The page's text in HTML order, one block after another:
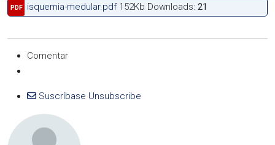
PDF isquemia-medular.pdf 152Kb Downloads:21
Comentar
Suscríbase Unsubscribe